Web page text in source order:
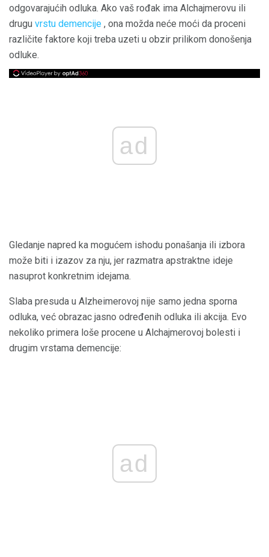
odgovarajućih odluka. Ako vaš rođak ima Alchajmerovu ili
drugu vrstu demencije , ona možda neće moći da proceni
različite faktore koji treba uzeti u obzir prilikom donošenja
odluke.
ad
Gledanje napred ka mogućem ishodu ponašanja ili izbora
može biti i izazov za nju, jer razmatra apstraktne ideje
nasuprot konkretnim idejama.
Slaba presuda u Alzheimerovoj nije samo jedna sporna
odluka, već obrazac jasno određenih odluka ili akcija. Evo
nekoliko primera loše procene u Alchajmerovoj bolesti i
drugim vrstama demencije:
ad